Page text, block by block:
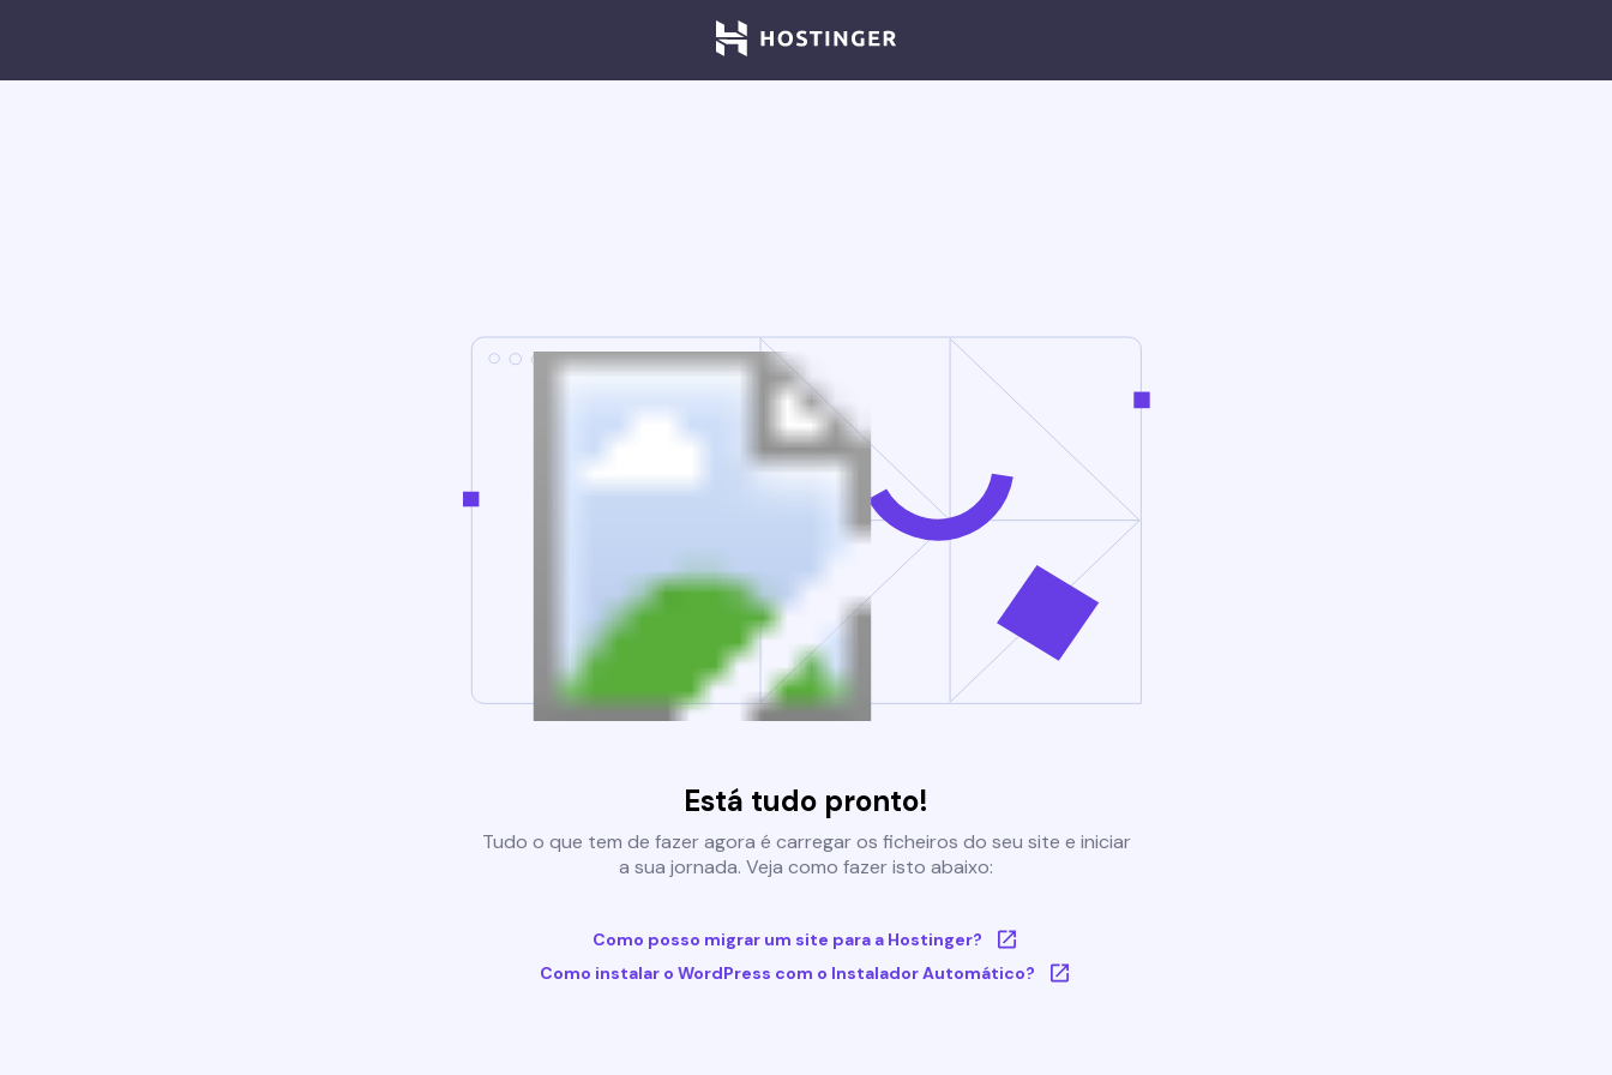
Está tudo pronto!
Tudo o que tem de fazer agora é carregar os ficheiros do seu site e iniciar
a sua jornada. Veja como fazer isto abaixo:
Como posso migrar um site para a Hostinger?
Como instalar o WordPress com o Instalador Automático?